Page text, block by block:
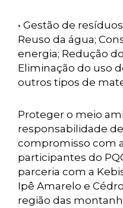
• Gestão de
Reuso da água;
energia; Redução
Eliminação do uso
outros tipos de
Proteger o meio
responsabilidade
compromisso com
participantes do
parceria com a
Ipê Amarelo e
região das